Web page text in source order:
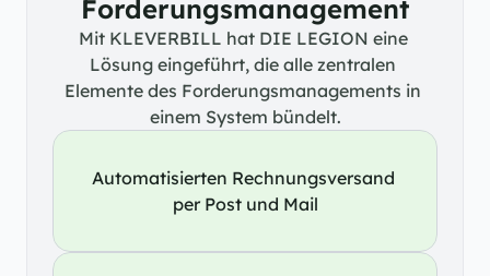
Forderungsmanagement
Mit KLEVERBILL hat DIE LEGION eine
Lösung eingeführt, die alle zentralen
Elemente des Forderungsmanagements in
einem System bündelt.
Automatisierten Rechnungsversand
per Post und Mail